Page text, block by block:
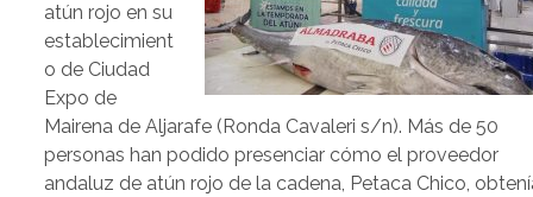
atún rojo en su
establecimient
o de Ciudad
Expo de
Mairena de Aljarafe (Ronda Cavaleri s/n). Más de 50
personas han podido presenciar cómo el proveedor
andaluz de atún rojo de la cadena, Petaca Chico,